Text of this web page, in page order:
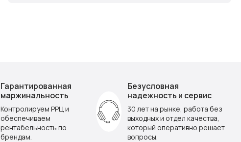
Гарантированная
маржинальность
Контролируем РРЦ и
обеспечиваем
рентабельность по
брендам.
Безусловная
надежность и сервис
30 лет на рынке, работа без
выходных и отдел качества,
который оперативно решает
вопросы.